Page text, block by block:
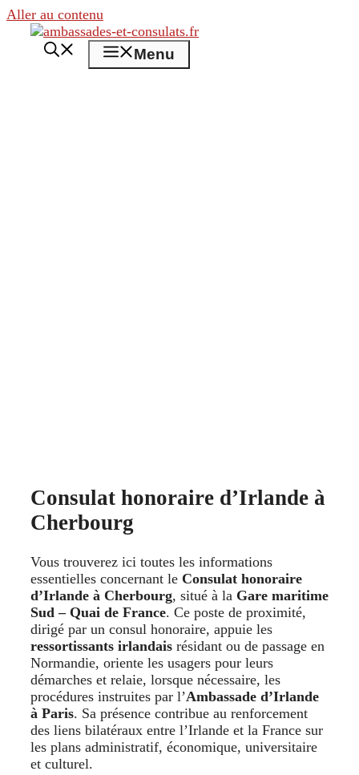
Aller au contenu
Menu
Consulat honoraire d’Irlande à
Cherbourg
Vous trouverez ici toutes les informations
essentielles concernant le Consulat honoraire
d’Irlande à Cherbourg, situé à la Gare maritime
Sud – Quai de France. Ce poste de proximité,
dirigé par un consul honoraire, appuie les
ressortissants irlandais résidant ou de passage en
Normandie, oriente les usagers pour leurs
démarches et relaie, lorsque nécessaire, les
procédures instruites par l’Ambassade d’Irlande
à Paris. Sa présence contribue au renforcement
des liens bilatéraux entre l’Irlande et la France sur
les plans administratif, économique, universitaire
et culturel.